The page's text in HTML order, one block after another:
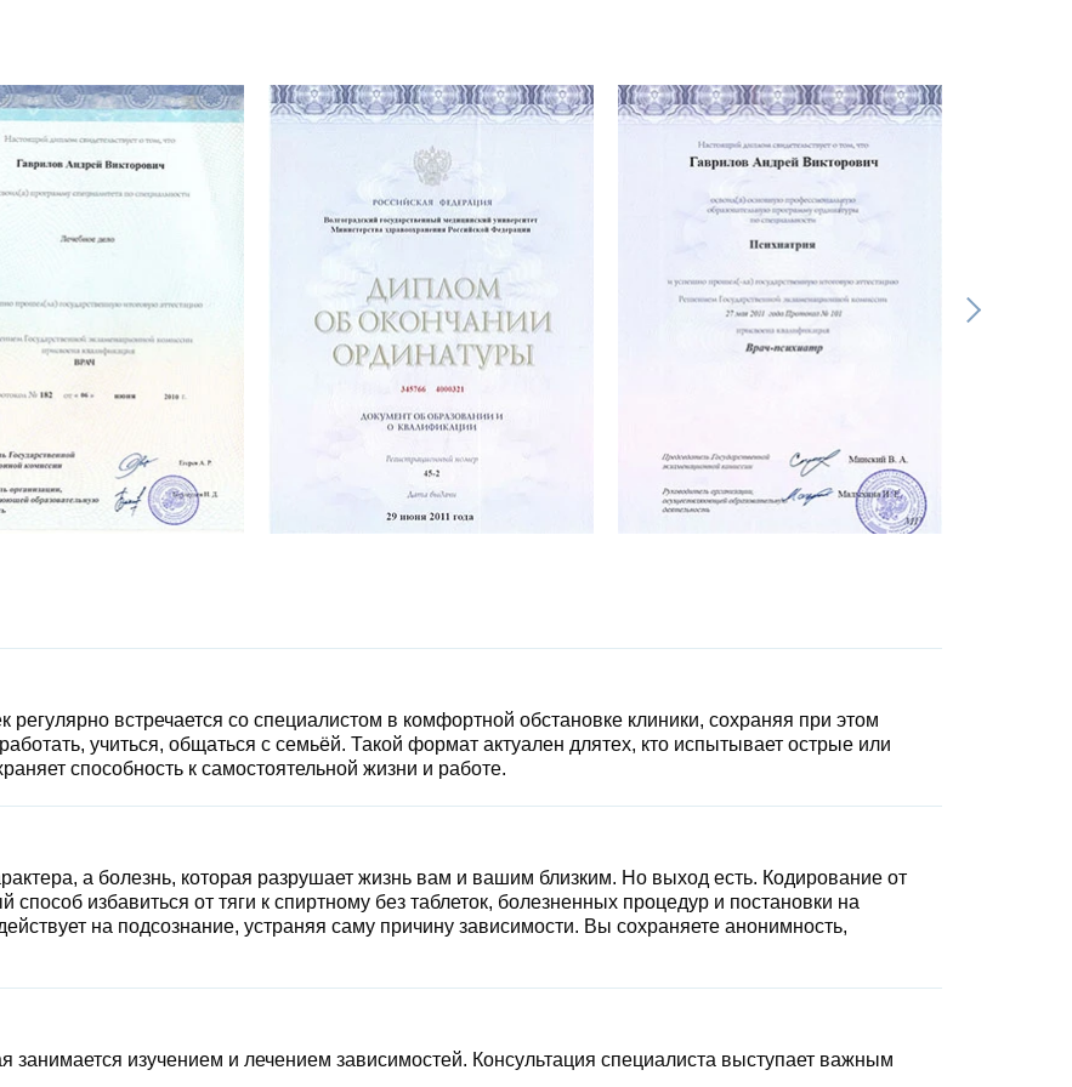
встречается со специалистом в комфортной обстановке клиники, сохраняя при этом
учиться, общаться с семьёй. Такой формат актуален длятех, кто испытывает острые или
способность к самостоятельной жизни и работе.
а болезнь, которая разрушает жизнь вам и вашим близким. Но выход есть. Кодирование от
избавиться от тяги к спиртному без таблеток, болезненных процедур и постановки на
на подсознание, устраняя саму причину зависимости. Вы сохраняете анонимность,
занимается изучением и лечением зависимостей. Консультация специалиста выступает важным